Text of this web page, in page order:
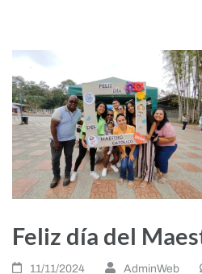
Feliz día del
11/11/2024 AdminWeb